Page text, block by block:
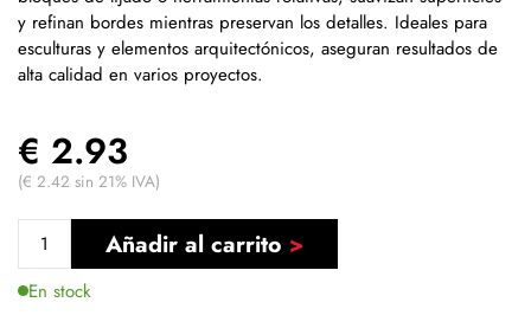
y refinan bordes mientras preservan los detalles. Ideales para
esculturas y elementos arquitectónicos, aseguran resultados de
alta calidad en varios proyectos.
€ 2.93
(€ 2.42 sin 21% IVA)
Añadir al carrito
En stock